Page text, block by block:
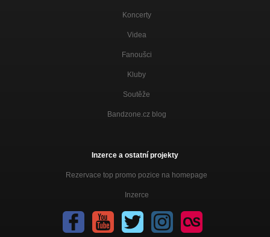
Koncerty
Videa
Fanoušci
Kluby
Soutěže
Bandzone.cz blog
Inzerce a ostatní projekty
Rezervace top promo pozice na homepage
Inzerce